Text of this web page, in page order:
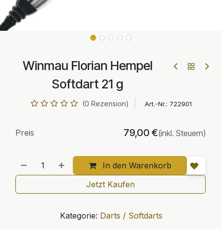
Winmau Florian Hempel
Softdart 21 g
(0 Rezension) Art.-Nr.: 722901
In den Warenkorb
Preis 79,00 €(inkl. Steuern)
Jetzt Kaufen
Kategorie: Darts / Softdarts